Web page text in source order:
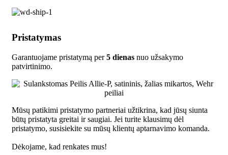
Pristatymas
Garantuojame pristatymą per5 dienas nuo užsakymo
patvirtinimo.
Mūsų patikimi pristatymo partneriai užtikrina, kad jūsų siunta
būtų pristatyta greitai ir saugiai. Jei turite klausimų dėl
pristatymo, susisiekite su mūsų klientų aptarnavimo komanda.
Dėkojame, kad renkates mus!